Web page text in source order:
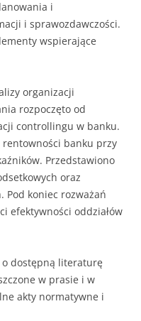
i
i sprawozdawczości.
wspierające
organizacji
rozpoczęto od
controllingu w banku.
rentowności banku przy
Przedstawiono
oraz
Pod koniec rozważań
efektywności oddziałów
o dostępną literaturę
w prasie i w
akty normatywne i